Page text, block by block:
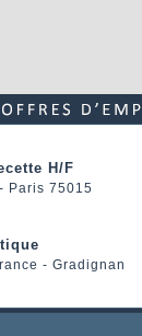
H/F
Paris 75015
- Gradignan